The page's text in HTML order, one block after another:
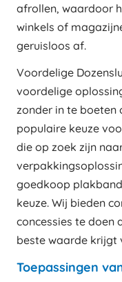
afrollen, waardoor
winkels of
geruisloos af.
Voordelige
voordelige
zonder in te boeten
populaire keuze
die op zoek zijn
goedkoop
keuze. Wij bieden
concessies te doen
beste waarde krijgt
Toepassingen